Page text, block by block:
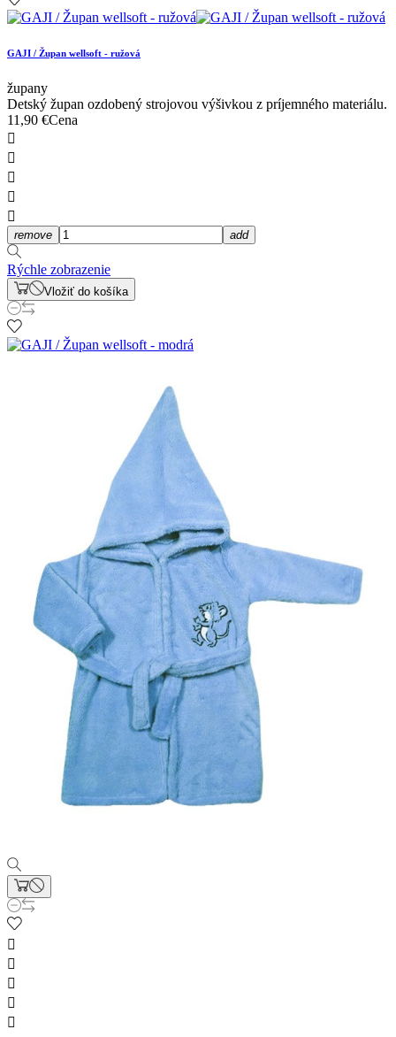
GAJI / Župan wellsoft - ružová
župany
Detský župan ozdobený strojovou výšivkou z príjemného materiálu.
11,90 €Cena





remove add
Rýchle zobrazenie
Vložiť do košíka




